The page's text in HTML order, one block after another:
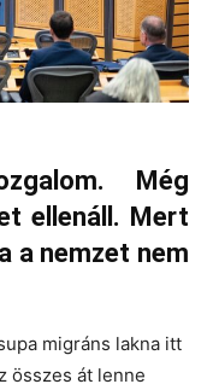
Még
ellenáll. Mert
a nemzet nem
migráns lakna itt
összes át lenne